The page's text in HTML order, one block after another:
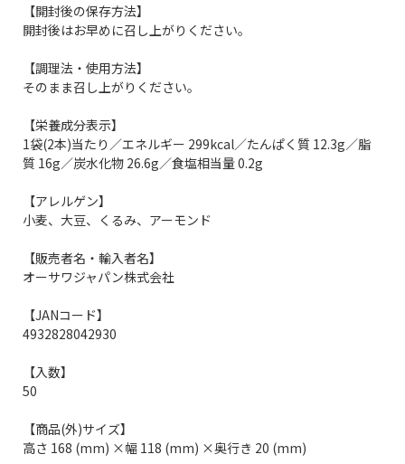
【開封後の保存方法】
開封後はお早めに召し上がりください。
【調理法・使用方法】
そのまま召し上がりください。
【栄養成分表示】
1袋(2本)当たり／エネルギー 299kcal／たんぱく質 12.3g／脂
質 16g／炭水化物 26.6g／食塩相当量 0.2g
【アレルゲン】
小麦、大豆、くるみ、アーモンド
【販売者名・輸入者名】
オーサワジャパン株式会社
【JANコード】
4932828042930
【入数】
50
【商品(外)サイズ】
高さ 168 (mm) ×幅 118 (mm) ×奥行き 20 (mm)